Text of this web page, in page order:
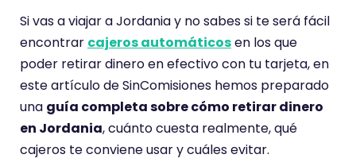
Si vas a viajar a Jordania y no sabes si te será fácil
encontrar cajeros automáticosen los que
poder retirar dinero en efectivo con tu tarjeta, en
este artículo de SinComisiones hemos preparado
una guía completa sobre cómo retirar dinero
en Jordania, cuánto cuesta realmente, qué
cajeros te conviene usar y cuáles evitar.